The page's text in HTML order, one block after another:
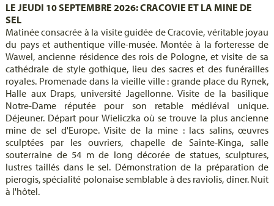
LE JEUDI 10 SEPTEMBRE 2026: CRACOVIE ET LA MINE DE
SEL
Matinée consacrée à la visite guidée de Cracovie, véritable joyau
du pays et authentique ville-musée. Montée à la forteresse de
Wawel, ancienne résidence des rois de Pologne, et visite de sa
cathédrale de style gothique, lieu des sacres et des funérailles
royales. Promenade dans la vieille ville : grande place du Rynek,
Halle aux Draps, université Jagellonne. Visite de la basilique
Notre-Dame réputée pour son retable médiéval unique.
Déjeuner. Départ pour Wieliczka où se trouve la plus ancienne
mine de sel d'Europe. Visite de la mine : lacs salins, œuvres
sculptées par les ouvriers, chapelle de Sainte-Kinga, salle
souterraine de 54 m de long décorée de statues, sculptures,
lustres taillés dans le sel. Démonstration de la préparation de
pierogis, spécialité polonaise semblable à des raviolis, dîner. Nuit
à l'hôtel.